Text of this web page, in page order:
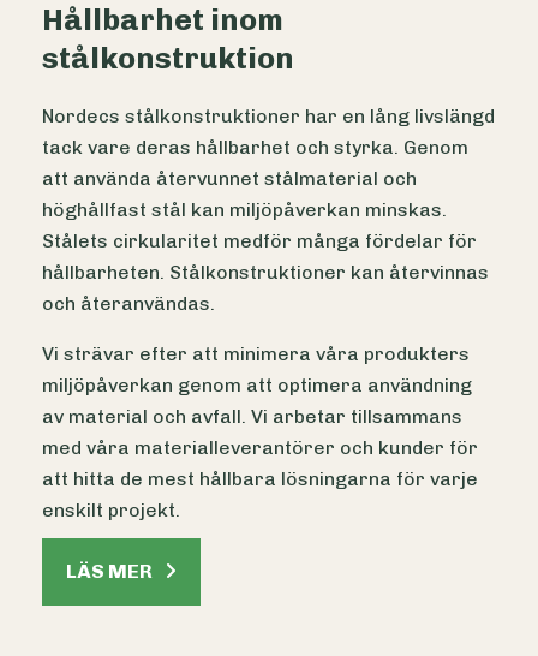
Hållbarhet inom
stålkonstruktion
Nordecs stålkonstruktioner har en lång livslängd
tack vare deras hållbarhet och styrka. Genom
att använda återvunnet stålmaterial och
höghållfast stål kan miljöpåverkan minskas.
Stålets cirkularitet medför många fördelar för
hållbarheten. Stålkonstruktioner kan återvinnas
och återanvändas.
Vi strävar efter att minimera våra produkters
miljöpåverkan genom att optimera användning
av material och avfall. Vi arbetar tillsammans
med våra materialleverantörer och kunder för
att hitta de mest hållbara lösningarna för varje
enskilt projekt.
LÄS MER